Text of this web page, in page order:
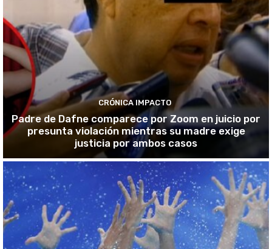
CRÓNICA IMPACTO
Padre de Dafne comparece por Zoom en juicio por
presunta violación mientras su madre exige
justicia por ambos casos